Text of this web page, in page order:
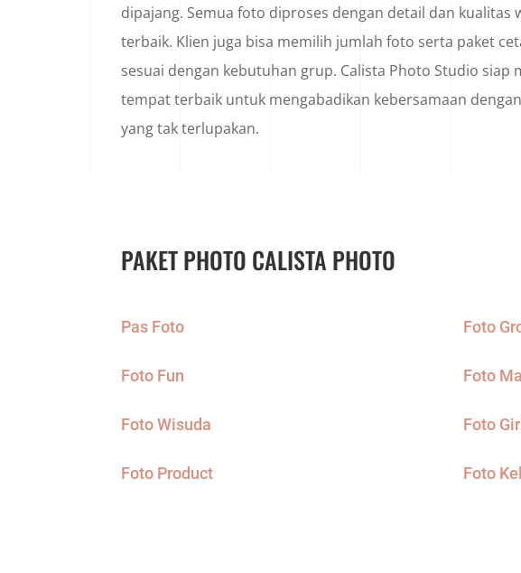
dipajang. Semua foto diproses dengan detail dan kualitas
terbaik. Klien juga bisa memilih jumlah foto serta paket
sesuai dengan kebutuhan grup. Calista Photo Studio siap
tempat terbaik untuk mengabadikan kebersamaan
yang tak terlupakan.
PAKET PHOTO CALISTA PHOTO
Pas Foto
Foto Fun
Foto Wisuda
Foto Product
Foto
Foto
Foto
Foto